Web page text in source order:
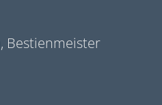
Bestienmeister